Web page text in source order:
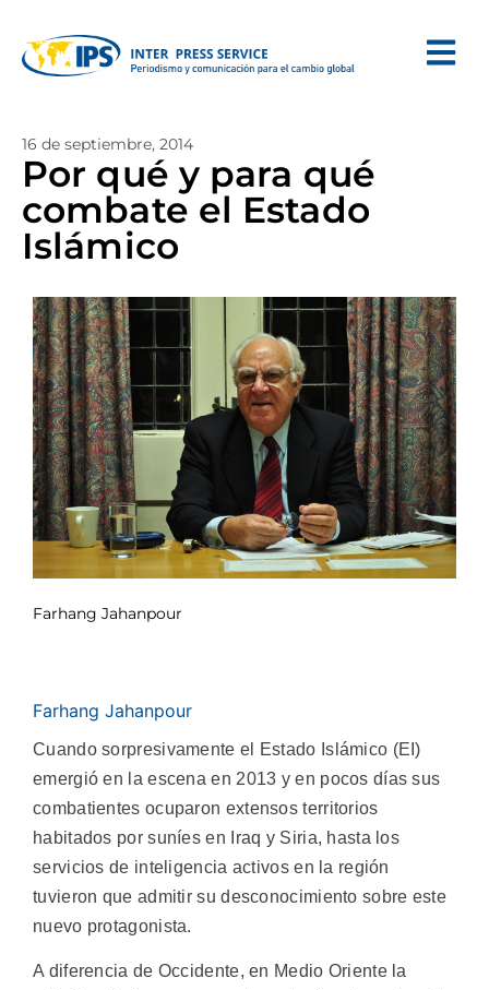
16 de septiembre, 2014
Por qué y para qué
combate el Estado
Islámico
Farhang Jahanpour
Farhang Jahanpour
Cuando sorpresivamente el Estado Islámico (EI)
emergió en la escena en 2013 y en pocos días sus
combatientes ocuparon extensos territorios
habitados por suníes en Iraq y Siria, hasta los
servicios de inteligencia activos en la región
tuvieron que admitir su desconocimiento sobre este
nuevo protagonista.
A diferencia de Occidente, en Medio Oriente la